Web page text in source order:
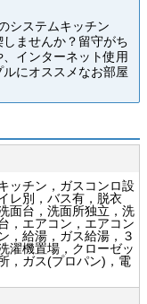
システムキッチン
ませんか？留守がち
インターネット使用
にオススメなお部屋
ッチン，ガスコンロ設
レ別，バス有，脱衣
面台，洗面所独立，洗
，エアコン，エアコン
，給湯，ガス給湯，３
濯機置場，クローゼッ
，ガス(プロパン)，電